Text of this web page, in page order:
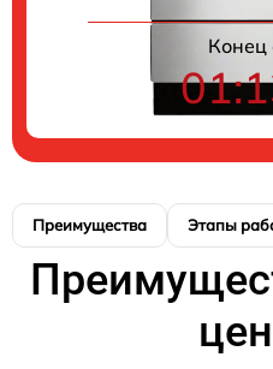
Конец
Преимущества Этапы